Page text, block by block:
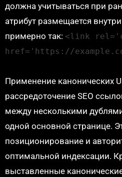
должна учитываться при
атрибут размещается
примерно так: <link
href='https://
Применение канонических
рассредоточение SEO
между несколькими
одной основной странице.
позиционирование и
оптимальной индексации.
выставленные